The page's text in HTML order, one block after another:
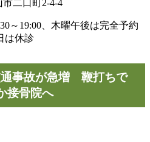
事故が急増 鞭打ちで
接骨院へ